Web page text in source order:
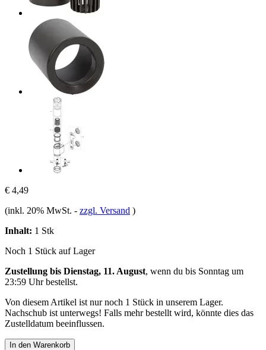
€ 4,49
(inkl. 20% MwSt. - zzgl. Versand )
Inhalt: 1 Stk
Noch 1 Stück auf Lager
Zustellung bis Dienstag, 11. August, wenn du bis Sonntag um
23:59 Uhrbestellst.
Von diesem Artikel ist nur noch 1 Stück in unserem Lager.
Nachschub ist unterwegs! Falls mehr bestellt wird, könnte dies das
Zustelldatum beeinflussen.
In den Warenkorb